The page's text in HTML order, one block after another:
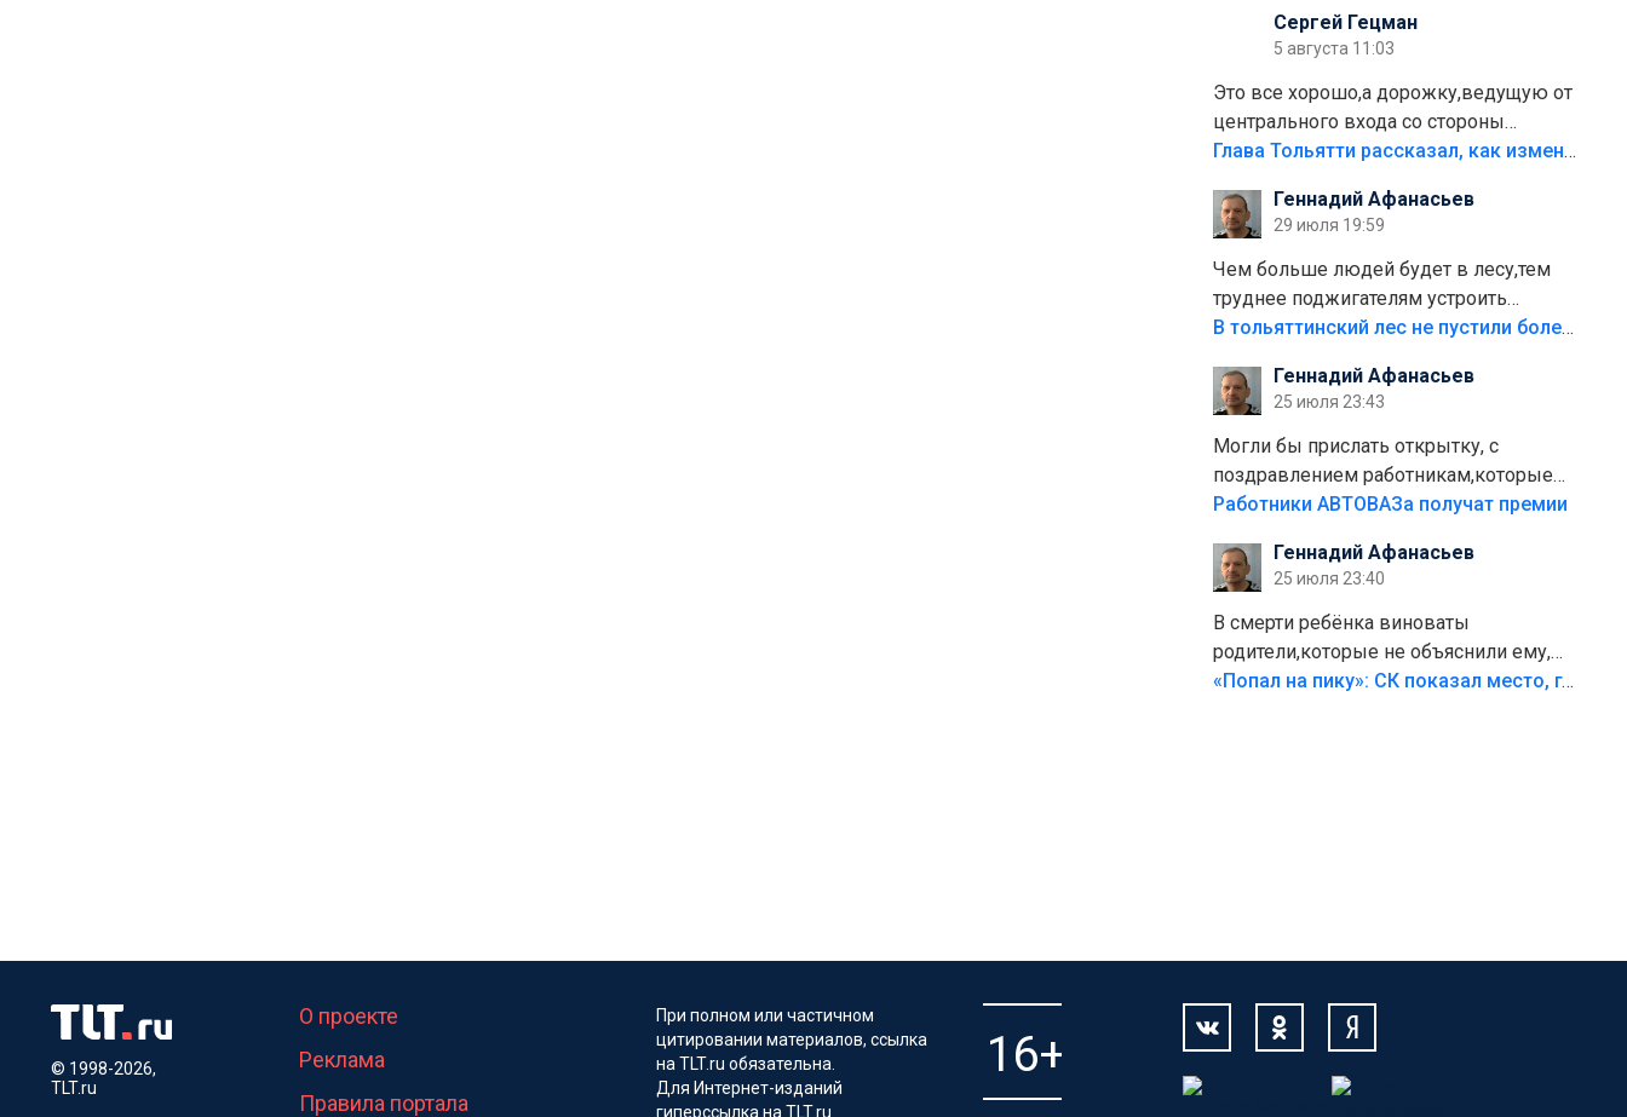
Сергей Гецман
5 августа 11:03
Это все хорошо,а дорожку,ведущую от
центрального входа со стороны
кафе"Мираж" к аттракционам слабо
плитки не хватило,т.к.осенью и зимой
лежала в парке и испортилась.Да
еще,видимо,часть украли.
Глава Тольятти рассказал, как изменится парк Центрального района
Геннадий Афанасьев
29 июля 19:59
Чем больше людей будет в лесу,тем
труднее поджигателям устроить
пожар.Тех кто разводит костры,тех
полно стоит,почему водители всё
равно едут в лес? Штрафы мизерные.
В тольяттинский лес не пустили более тысячи автомобилей
Геннадий Афанасьев
25 июля 23:43
Могли бы прислать открытку, с
поздравлением работникам,которые
больше сорока лет отработали на
Работники АВТОВАЗа получат премии
Геннадий Афанасьев
25 июля 23:40
В смерти ребёнка виноваты
родители,которые не объяснили ему,
что такое хорошо и что такое плохо!
«Попал на пику»: СК показал место, где был смертельно травмирован ребенок в Тольятти
© 1998-2026,
TLT.ru
О проекте
Реклама
Правила портала
При полном или частичном
цитировании материалов, ссылка
на TLT.ru обязательна.
Для Интернет-изданий
гиперссылка на TLT.ru